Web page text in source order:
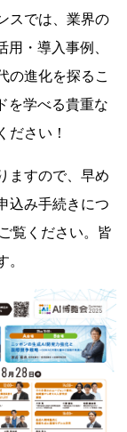
スでは、業界の
・導入事例、
の進化を探るこ
を学べる貴重な
ださい！
ますので、早め
込み手続きにつ
覧ください。皆